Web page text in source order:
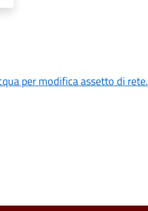
per modifica assetto di rete.